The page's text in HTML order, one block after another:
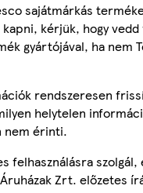
sajátmárkás
kérjük, hogy
gyártójával, ha nem
rendszeresen
helytelen
nem érinti.
felhasználásra
Zrt. előzetes